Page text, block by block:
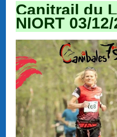
Canitrail du
NIORT 03/